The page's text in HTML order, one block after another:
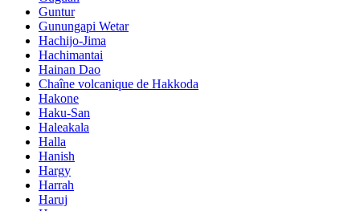
Guntur
Gunungapi Wetar
Hachijo-Jima
Hachimantai
Hainan Dao
Chaîne volcanique de Hakkoda
Hakone
Haku-San
Haleakala
Halla
Hanish
Hargy
Harrah
Haruj